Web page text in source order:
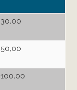
30,00
50,00
100,00